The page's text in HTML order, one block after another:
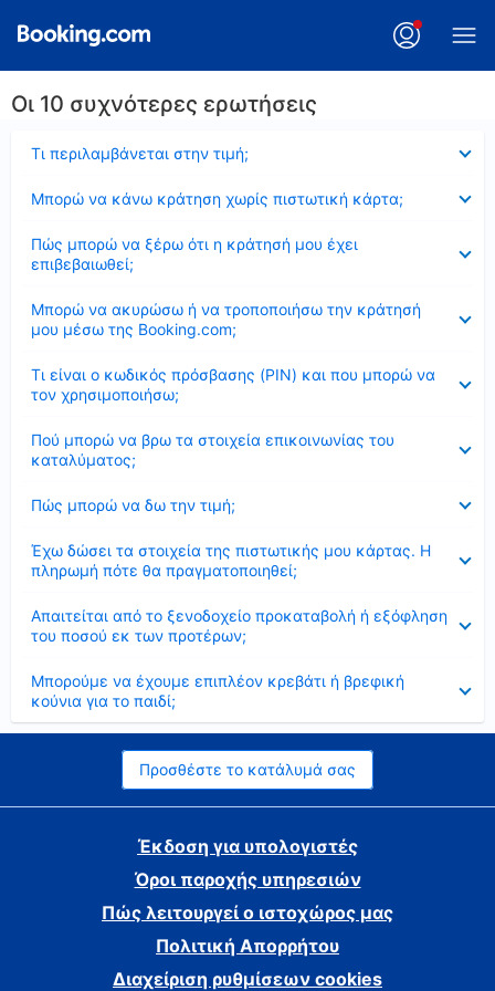
Οι 10 συχνότερες ερωτήσεις
Τι περιλαμβάνεται στην τιμή;
Μπορώ να κάνω κράτηση χωρίς πιστωτική κάρτα;
Πώς μπορώ να ξέρω ότι η κράτησή μου έχει
επιβεβαιωθεί;
Μπορώ να ακυρώσω ή να τροποποιήσω την κράτησή
μου μέσω της Booking.com;
Τι είναι ο κωδικός πρόσβασης (PIN) και που μπορώ να
τον χρησιμοποιήσω;
Πού μπορώ να βρω τα στοιχεία επικοινωνίας του
καταλύματος;
Πώς μπορώ να δω την τιμή;
Έχω δώσει τα στοιχεία της πιστωτικής μου κάρτας. Η
πληρωμή πότε θα πραγματοποιηθεί;
Απαιτείται από το ξενοδοχείο προκαταβολή ή εξόφληση
του ποσού εκ των προτέρων;
Μπορούμε να έχουμε επιπλέον κρεβάτι ή βρεφική
κούνια για το παιδί;
Προσθέστε το κατάλυμά σας
Έκδοση για υπολογιστές
Όροι παροχής υπηρεσιών
Πώς λειτουργεί ο ιστοχώρος μας
Πολιτική Απορρήτου
Διαχείριση ρυθμίσεων cookies